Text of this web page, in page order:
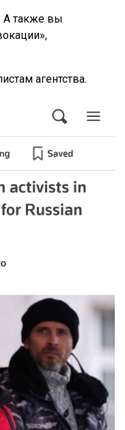
А также вы
агентства.